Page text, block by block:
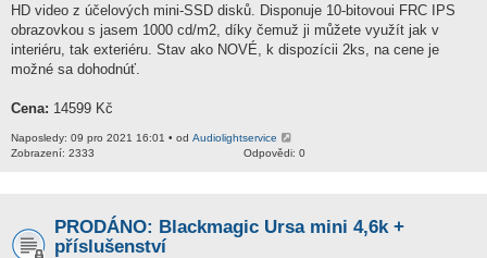
HD video z účelových mini-SSD disků. Disponuje 10-bitovoui FRC IPS
obrazovkou s jasem 1000 cd/m2, díky čemuž ji můžete využít jak v
interiéru, tak exteriéru. Stav ako NOVÉ, k dispozícii 2ks, na cene je
možné sa dohodnúť.
Cena: 14599 Kč
Naposledy: 09 pro 2021 16:01 • od Audiolightservice
Odpovědi: 0
Zobrazení: 2333
PRODÁNO: Blackmagic Ursa mini 4,6k +
příslušenství